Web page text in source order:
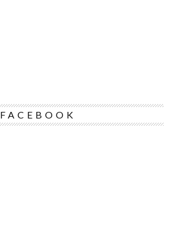
FACEBOOK